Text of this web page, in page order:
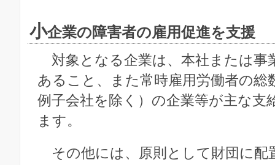
小企業の障害者の雇用促進を支援
対象となる企業は、本社または事
あること、また常時雇用労働者の総
例子会社を除く）の企業等が主な支
ます。
その他には、原則として財団に配